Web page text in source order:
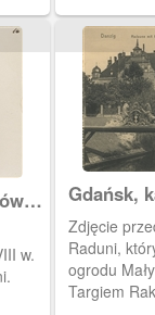
świątyni
w.
Gdańsk,
Zdjęcie
Raduni,
ogrodu
Targiem